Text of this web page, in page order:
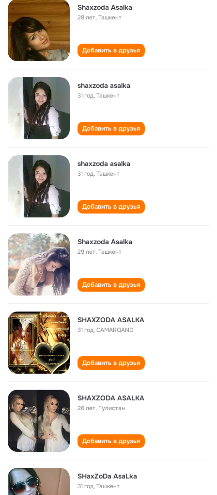
Shaxzoda Asalka
28 лет,Ташкент
Добавить в друзья
shaxzoda asalka
31 год,Ташкент
Добавить в друзья
shaxzoda asalka
31 год,Ташкент
Добавить в друзья
Shaxzoda Asalka
29 лет,Ташкент
Добавить в друзья
SHAXZODA ASALKA
31 год,CAMARQAND
Добавить в друзья
SHAXZODA ASALKA
26 лет, Гулистан
Добавить в друзья
SHaxZoDa AsaLka
31 год,Ташкент